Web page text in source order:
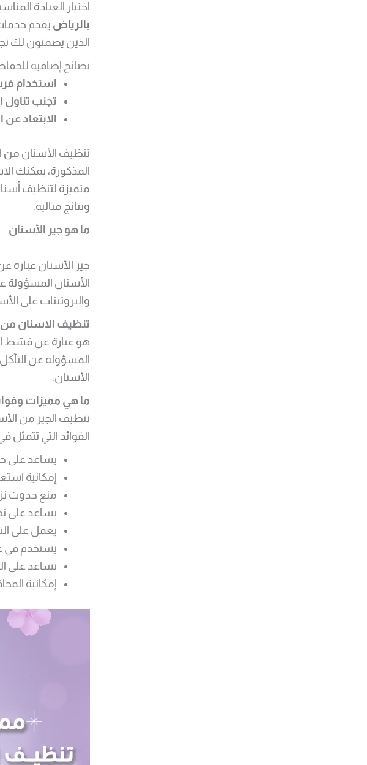
اختيار العيادة
بالرياض يقدم
الذين يضمنون لك
نصائح إضافية
استخدام
تجنب تناول
الابتعاد عن
تنظيف الأسنان من
المذكورة، يمكنك
متميزة لتنظيف
ونتائج مثالية.
ما هو جير الأسنان
جير الأسنان عبارة
الأسنان المسؤولة
والبروتينات على
تنظيف الاسنان من
هو عبارة عن قشط
المسؤولة عن
الأسنان.
ما هي مميزات
تنظيف الجير من
الفوائد التي تتمثل
يساعد على
إمكانية
منع حدوث
يساعد على
يعمل على
يستخدم في
يساعد على
إمكانية